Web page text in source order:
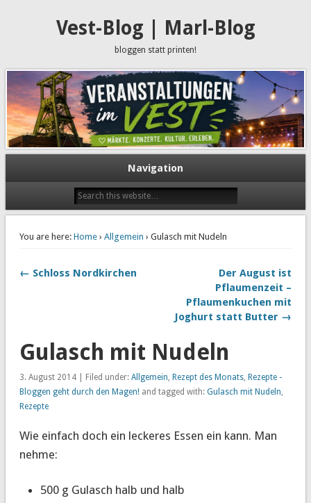
Vest-Blog | Marl-Blog
bloggen statt printen!
Navigation
You are here: Home› Allgemein › Gulasch mit Nudeln
← Schloss Nordkirchen
Der August ist
Pflaumenzeit –
Pflaumenkuchen mit
Joghurt statt Butter →
Gulasch mit Nudeln
3. August 2014 | Filed under: Allgemein Rezept des Monats, Rezepte -
Bloggen geht durch den Magen!and tagged with: Gulasch mit Nudeln
Rezepte
Wie einfach doch ein leckeres Essen ein kann. Man
nehme:
500 g Gulasch halb und halb